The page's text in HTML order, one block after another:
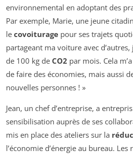
environnemental en adoptant des
Par exemple, Marie, une jeune
le covoiturage pour ses trajets
partageant ma voiture avec
de 100 kg de CO2 par mois. Cela
de faire des économies, mais aussi
nouvelles personnes ! »
Jean, un chef d’entreprise, a
sensibilisation auprès de ses
mis en place des ateliers sur la
l’économie d’énergie au bureau.